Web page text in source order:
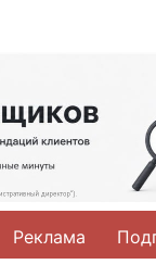
Реклама